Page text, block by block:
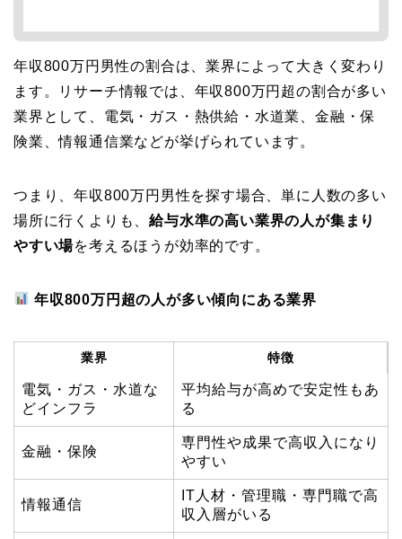
年収800万円男性の割合は、業界によって大きく変わり
ます。リサーチ情報では、年収800万円超の割合が多い
業界として、電気・ガス・熱供給・水道業、金融・保
険業、情報通信業などが挙げられています。
つまり、年収800万円男性を探す場合、単に人数の多い
場所に行くよりも、給与水準の高い業界の人が集まり
やすい場を考えるほうが効率的です。
年収800万円超の人が多い傾向にある業界
業界 特徴
電気・ガス・水道な
どインフラ
平均給与が高めで安定性もあ
る
金融・保険
専門性や成果で高収入になり
やすい
情報通信
IT人材・管理職・専門職で高
収入層がいる